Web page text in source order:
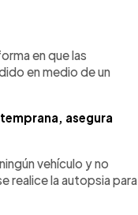
en que las
en medio de un
asegura
vehículo y no
realice la autopsia para